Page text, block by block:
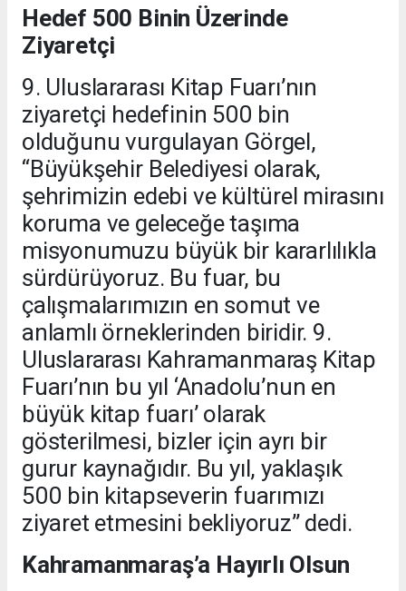
Hedef 500 Binin Üzerinde
Ziyaretçi
9. Uluslararası Kitap Fuarı’nın
ziyaretçi hedefinin 500 bin
olduğunu vurgulayan Görgel,
“Büyükşehir Belediyesi olarak,
şehrimizin edebi ve kültürel mirasını
koruma ve geleceğe taşıma
misyonumuzu büyük bir kararlılıkla
sürdürüyoruz. Bu fuar, bu
çalışmalarımızın en somut ve
anlamlı örneklerinden biridir. 9.
Uluslararası Kahramanmaraş Kitap
Fuarı’nın bu yıl ‘Anadolu’nun en
büyük kitap fuarı’ olarak
gösterilmesi, bizler için ayrı bir
gurur kaynağıdır. Bu yıl, yaklaşık
500 bin kitapseverin fuarımızı
ziyaret etmesini bekliyoruz” dedi.
Kahramanmaraş’a Hayırlı Olsun